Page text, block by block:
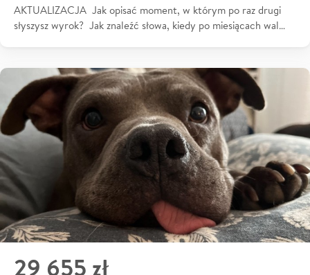
AKTUALIZACJA Jak opisać moment, w którym po raz drugi
słyszysz wyrok? Jak znaleźć słowa, kiedy po miesiącach wal…
29 655 zł